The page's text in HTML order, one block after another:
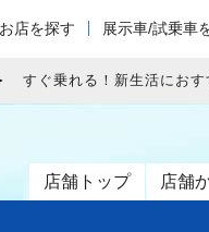
お店を探す 展示車/試乗車
すぐ乗れる！新生活にお
店舗トップ 店舗